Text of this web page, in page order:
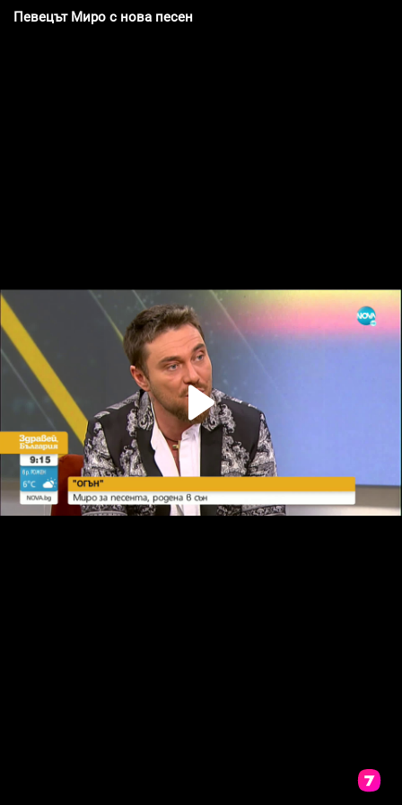
Певецът Миро с нова песен